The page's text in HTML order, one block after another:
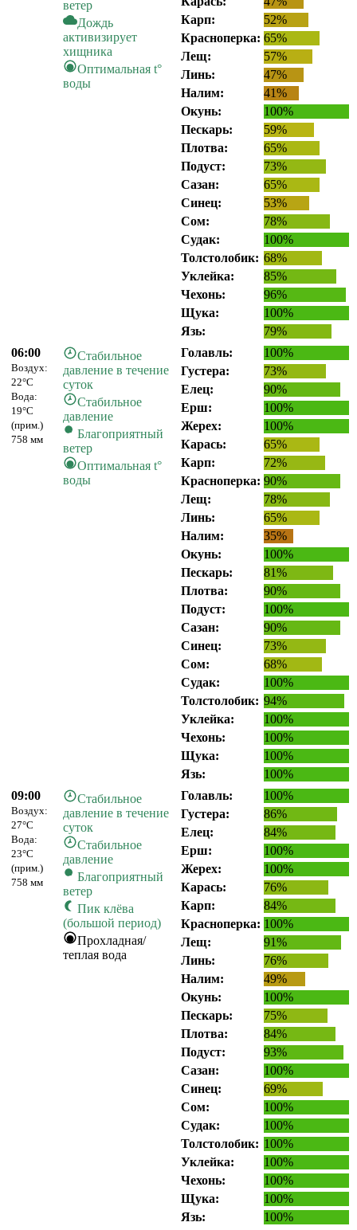
ветер
Дождь
активизирует
хищника
Оптимальная t°
воды
Карп:
52%
Красноперка: 65%
Лещ:
57%
Линь:
47%
Налим:
41%
Окунь:
100%
Пескарь:
59%
Плотва:
65%
Подуст:
73%
Сазан:
65%
Синец:
53%
Сом:
78%
Судак:
100%
Толстолобик: 68%
Уклейка:
85%
Чехонь:
96%
Щука:
100%
Язь:
79%
06:00
Воздух:
22°C
Вода:
19°C
(прим.)
758 мм
Стабильное
давление в течение
суток
Стабильное
давление
Благоприятный
ветер
Оптимальная t°
воды
Голавль:
100%
Густера:
73%
Елец:
90%
Ерш:
100%
Жерех:
100%
Карась:
65%
Карп:
72%
Красноперка: 90%
Лещ:
78%
Линь:
65%
Налим:
35%
Окунь:
100%
Пескарь:
81%
Плотва:
90%
Подуст:
100%
Сазан:
90%
Синец:
73%
Сом:
68%
Судак:
100%
Толстолобик: 94%
Уклейка:
100%
Чехонь:
100%
Щука:
100%
Язь:
100%
09:00
Воздух:
27°C
Вода:
23°C
(прим.)
758 мм
Стабильное
давление в течение
суток
Стабильное
давление
Благоприятный
ветер
Пик клёва
(большой период)
Прохладная/
теплая вода
Голавль:
100%
Густера:
86%
Елец:
84%
Ерш:
100%
Жерех:
100%
Карась:
76%
Карп:
84%
Красноперка: 100%
Лещ:
91%
Линь:
76%
Налим:
49%
Окунь:
100%
Пескарь:
75%
Плотва:
84%
Подуст:
93%
Сазан:
100%
Синец:
69%
Сом:
100%
Судак:
100%
Толстолобик: 100%
Уклейка:
100%
Чехонь:
100%
Щука:
100%
Язь:
100%